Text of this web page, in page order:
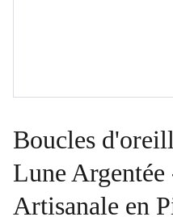
Boucles
Lune
Artisanale en